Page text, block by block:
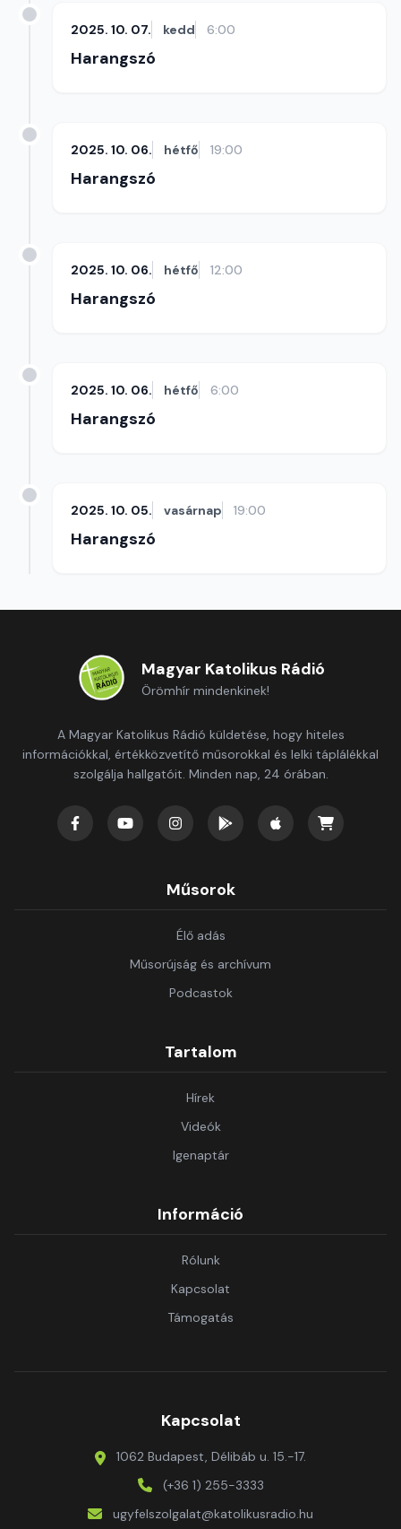
2025. 10. 07. kedd 6:00
Harangszó
2025. 10. 06. hétfő 19:00
Harangszó
2025. 10. 06. hétfő 12:00
Harangszó
2025. 10. 06. hétfő 6:00
Harangszó
2025. 10. 05. vasárnap 19:00
Harangszó
Magyar Katolikus Rádió
Örömhír mindenkinek!
A Magyar Katolikus Rádió küldetése, hogy hiteles
információkkal, értékközvetítő műsorokkal és lelki táplálékkal
szolgálja hallgatóit. Minden nap, 24 órában.
Műsorok
Élő adás
Műsorújság és archívum
Podcastok
Tartalom
Hírek
Videók
Igenaptár
Információ
Rólunk
Kapcsolat
Támogatás
Kapcsolat
1062 Budapest, Délibáb u. 15.-17.
(+36 1) 255-3333
ugyfelszolgalat@katolikusradio.hu